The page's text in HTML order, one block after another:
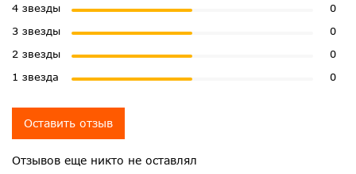
Отзывов еще никто не оставлял
4 звезды
0
3 звезды
0
2 звезды
0
1 звезда
0
Оставить отзыв